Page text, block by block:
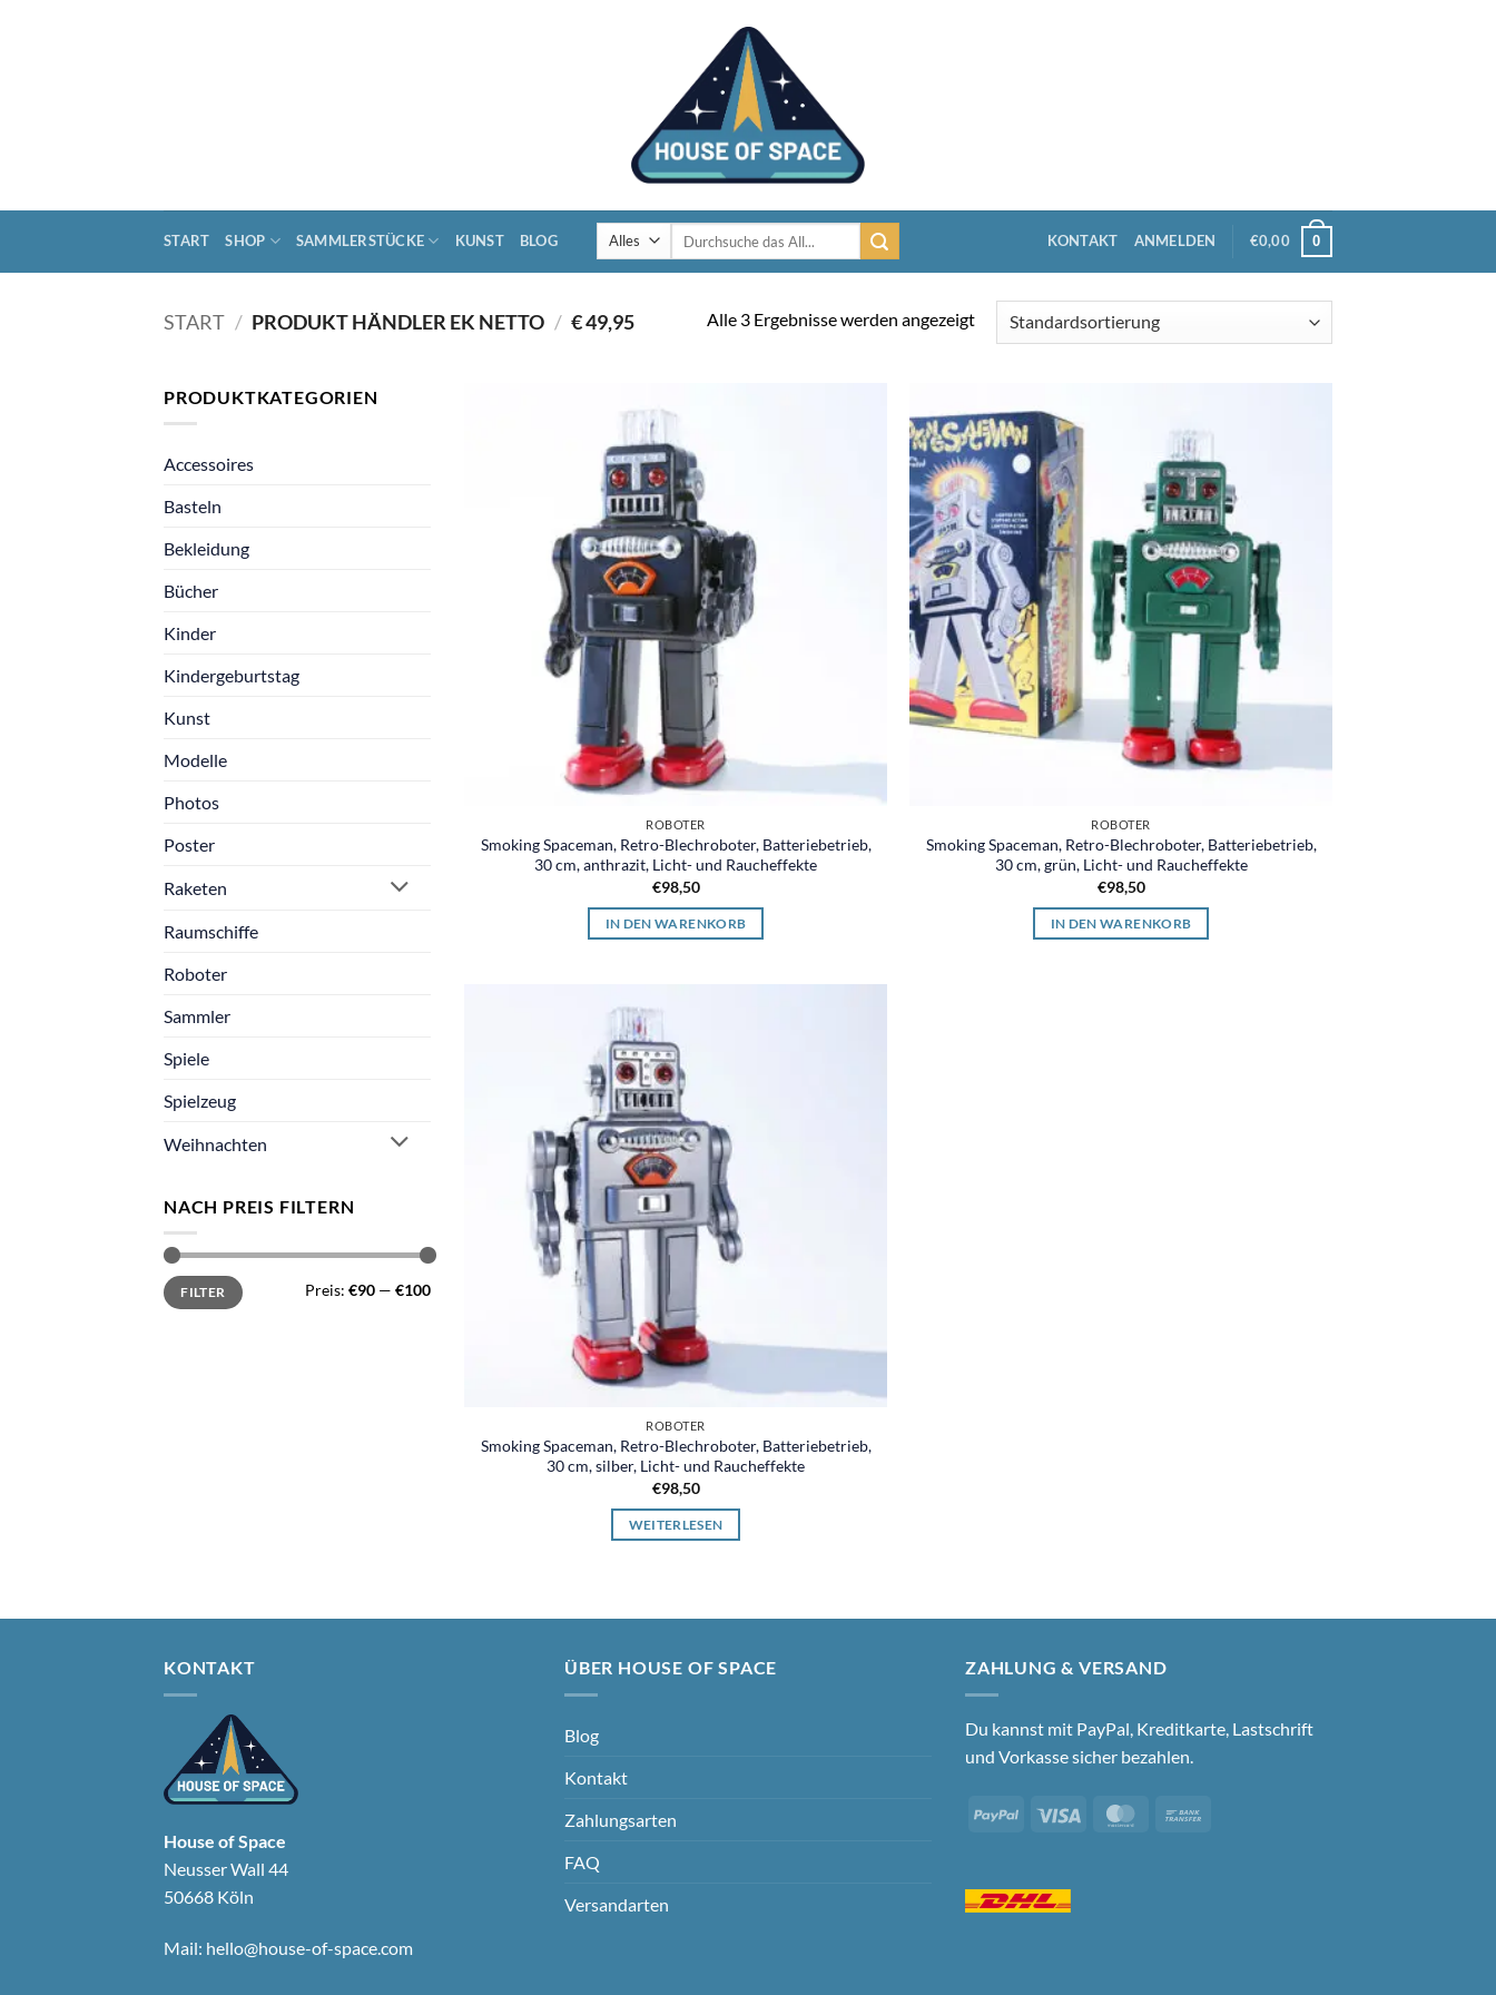
START SHOP SAMMLERSTÜCKE KUNST BLOG
Suchen
nach:
KONTAKT ANMELDEN €0,00 0
START / PRODUKT HÄNDLER EK NETTO / € 49,95 Alle 3 Ergebnisse werden angezeigt
PRODUKTKATEGORIEN
Accessoires
Basteln
Bekleidung
Bücher
Kinder
Kindergeburtstag
Kunst
Modelle
Photos
Poster
Raketen
Raumschiffe
Roboter
Sammler
Spiele
Spielzeug
Weihnachten
NACH PREIS FILTERN
Min.
Preis
Max.
PreisFILTER Preis: €90 — €100
ROBOTER
Smoking Spaceman, Retro-Blechroboter, Batteriebetrieb,
30 cm, anthrazit, Licht- und Raucheffekte
€98,50
IN DEN WARENKORB
ROBOTER
Smoking Spaceman, Retro-Blechroboter, Batteriebetrieb,
30 cm, grün, Licht- und Raucheffekte
€98,50
IN DEN WARENKORB
ROBOTER
Smoking Spaceman, Retro-Blechroboter, Batteriebetrieb,
30 cm, silber, Licht- und Raucheffekte
€98,50
WEITERLESEN
KONTAKT
House of Space
Neusser Wall 44
50668 Köln
Mail: hello@house-of-space.com
ÜBER HOUSE OF SPACE
Blog
Kontakt
Zahlungsarten
FAQ
Versandarten
ZAHLUNG & VERSAND
Du kannst mit PayPal, Kreditkarte, Lastschrift
und Vorkasse sicher bezahlen.
PayPal Visa MasterCard